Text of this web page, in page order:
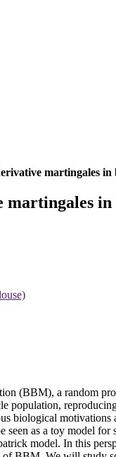
martingales
(BBM), a random
population,
biological motivations
seen as a toy model for
model. In this